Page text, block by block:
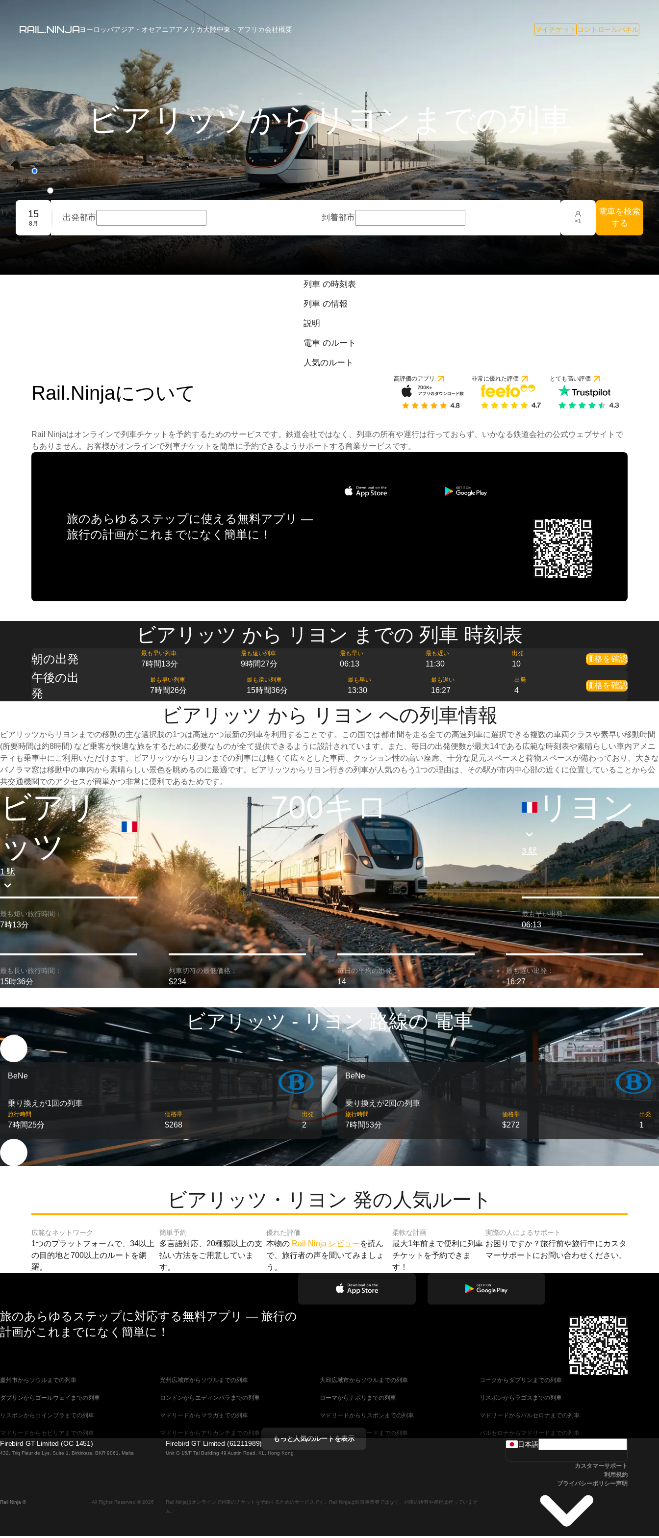
ヨーロッパアジア・オセアニアアメリカ大陸中東・アフリカ会社概要 マイチケット コントロールパネル
ビアリッツからリヨンまでの列車
片道
往復旅行
団体予約
15
8月
出発都市 到着都市 ×1
電車を検索
する
列車 の時刻表
列車 の情報
説明
電車 のルート
人気のルート
Rail.Ninjaについて
高評価のアプリ 非常に優れた評価 とても高い評価
Rail Ninjaはオンラインで列車チケットを予約するためのサービスです。鉄道会社ではなく、列車の所有や運行は行っておらず、いかなる鉄道会社の公式ウェブサイトで
もありません。お客様がオンラインで列車チケットを簡単に予約できるようサポートする商業サービスです。
旅のあらゆるステップに使える無料アプリ —
旅行の計画がこれまでになく簡単に！
ビアリッツ から リヨン までの 列車 時刻表
朝の出発 最も早い列車
7時間13分
最も遠い列車
9時間27分
最も早い
06:13
最も遅い
11:30
出発
10
価格を確認
午後の出
発
最も早い列車
7時間26分
最も遠い列車
15時間36分
最も早い
13:30
最も遅い
16:27
出発
4
価格を確認
ビアリッツ から リヨン への列車情報
ビアリッツからリヨンまでの移動の主な選択肢の1つは高速かつ最新の列車を利用することです。この国では都市間を走る全ての高速列車に選択できる複数の車両クラスや素早い移動時間
(所要時間は約8時間) など乗客が快適な旅をするために必要なものが全て提供できるように設計されています。また、毎日の出発便数が最大14である広範な時刻表や素晴らしい車内アメニ
ティも乗車中にご利用いただけます。ビアリッツからリヨンまでの列車には軽くて広々とした車両、クッション性の高い座席、十分な足元スペースと荷物スペースが備わっており、大きな
パノラマ窓は移動中の車内から素晴らしい景色を眺めるのに最適です。ビアリッツからリヨン行きの列車が人気のもう1つの理由は、その駅が市内中心部の近くに位置していることから公
共交通機関でのアクセスが簡単かつ非常に便利であるためです。
ビアリ
ッツ
1 駅
700キロ リヨン
3 駅
最も短い旅行時間：
7時13分
最も早い出発：
06:13
最も長い旅行時間：
15時36分
列車切符の最低価格：
$234
毎日の平均の出発：
14
最も遅い出発：
16:27
ビアリッツ - リヨン 路線の 電車
BeNe
乗り換えが1回の列車
旅行時間
7時間25分
価格帯
$268
出発
2
BeNe
乗り換えが2回の列車
旅行時間
7時間53分
価格帯
$272
出発
1
ビアリッツ・リヨン 発の人気ルート
広範なネットワーク
1つのプラットフォームで、34以上
の目的地と700以上のルートを網
羅。
簡単予約
多言語対応、20種類以上の支
払い方法をご用意していま
す。
優れた評価
本物の Rail Ninja レビューを読ん
で、旅行者の声を聞いてみましょ
う。
柔軟な計画
最大1年前まで便利に列車
チケットを予約できま
す！
実際の人によるサポート
お困りですか？旅行前や旅行中にカスタ
マーサポートにお問い合わせください。
旅のあらゆるステップに対応する無料アプリ — 旅行の
計画がこれまでになく簡単に！
慶州市からソウルまでの列車 光州広域市からソウルまでの列車 大邱広域市からソウルまでの列車 コークからダブリンまでの列車
ダブリンからゴールウェイまでの列車 ロンドンからエディンバラまでの列車 ローマからナポリまでの列車 リスボンからラゴスまでの列車
リスボンからコインブラまでの列車 マドリードからマラガまでの列車 マドリードからリスボンまでの列車 マドリードからバルセロナまでの列車
マドリードからセビリアまでの列車 マドリードからアリカンテまでの列車 マラガからマドリードまでの列車 バルセロナからマドリードまでの列車
バルセロナからセビリアまでの列車 バルセロナからマラガまでの列車 ヴェネツィアからローマまでの列車
ウィーンからザルツブルクまでの列車
アリカンテからマドリードまでの列車
エディンバラからロンドンまでの列車 ザルツブルクからウィーンまでの列車 キャンベラからシドニーまでの列車 フィレンツェからヴェネツィアまでの列車
ローマからフィレンツェまでの列車
もっと人気のルートを表示
Firebird GT Limited (OC 1451)
432, Triq Fleur de Lys, Suite 1, Birkirkara, BKR 9061, Malta
Firebird GT Limited (61211989)
Unit G 15/F Tal Building 49 Austin Road, KL, Hong Kong
Rail Ninja ® All Rights Reserved © 2026
Rail Ninjaはオンラインで列車のチケットを予約するためのサービスです。Rail Ninjaは鉄道事業者ではなく、列車の所有や運行は行っていませ
ん。
日本語
カスタマーサポート
利用規約
プライバシーポリシー声明